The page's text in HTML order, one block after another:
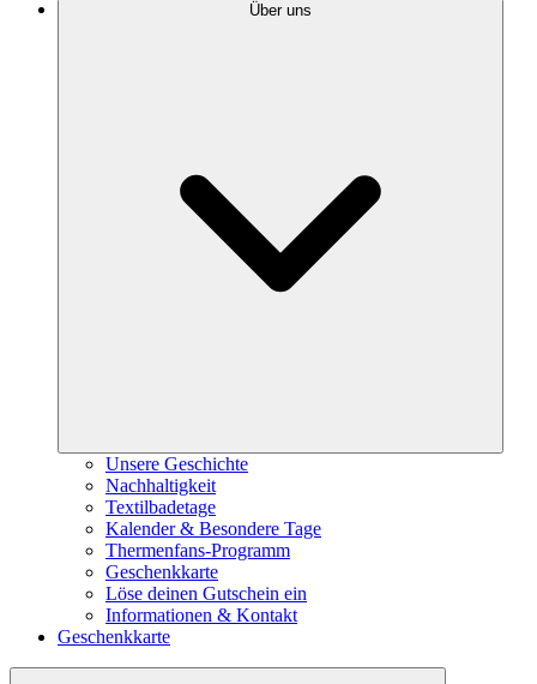
Über uns
Unsere Geschichte
Nachhaltigkeit
Textilbadetage
Kalender & Besondere Tage
Thermenfans-Programm
Geschenkkarte
Löse deinen Gutschein ein
Informationen & Kontakt
Geschenkkarte